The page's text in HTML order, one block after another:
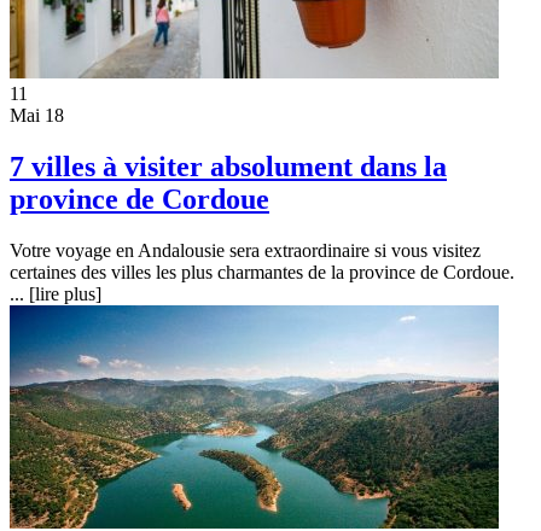
11
Mai 18
7 villes à visiter absolument dans la
province de Cordoue
Votre voyage en Andalousie sera extraordinaire si vous visitez
certaines des villes les plus charmantes de la province de Cordoue.
... [lire plus]